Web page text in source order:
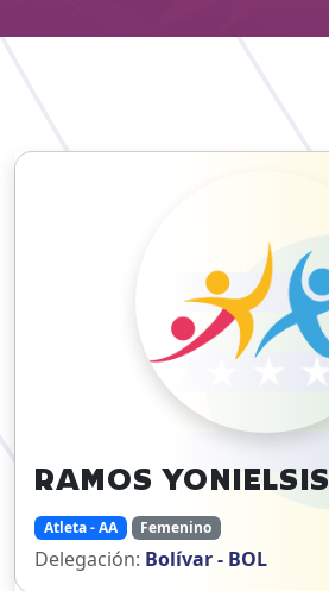
RAMOS YONIELSIS
Atleta - AA Femenino
Delegación: Bolívar - BOL